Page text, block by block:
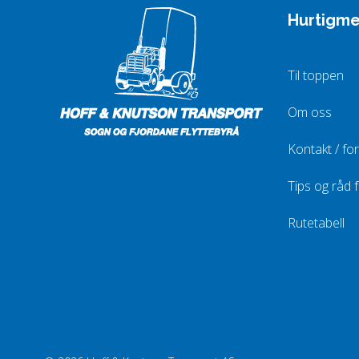
Til toppen
Om oss
Kontakt /
Tips og råd
Rutetabell